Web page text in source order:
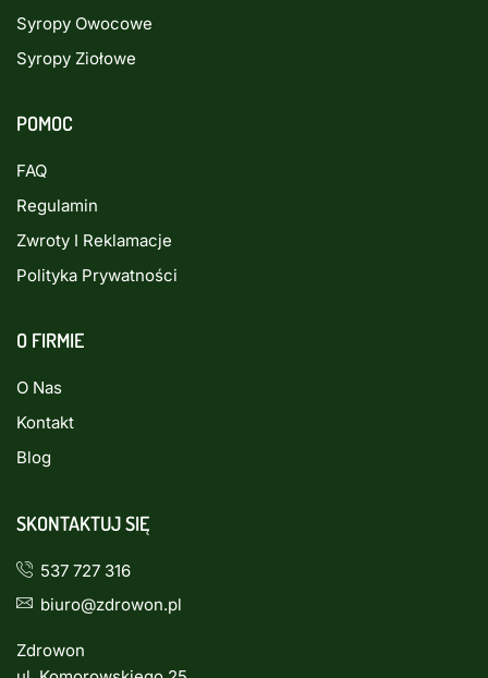
Syropy Owocowe
Syropy Ziołowe
POMOC
FAQ
Regulamin
Zwroty I Reklamacje
Polityka Prywatności
O FIRMIE
O Nas
Kontakt
Blog
SKONTAKTUJ SIĘ
537 727 316
biuro@zdrowon.pl
Zdrowon